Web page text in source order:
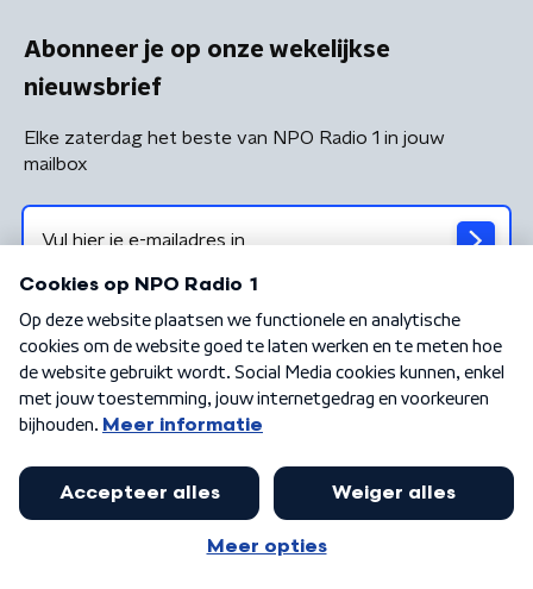
Abonneer je op onze wekelijkse
nieuwsbrief
Elke zaterdag het beste van NPO Radio 1 in jouw
mailbox
Algemene voorwaarden